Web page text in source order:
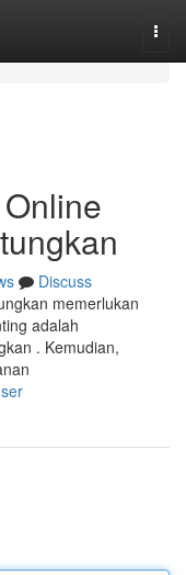
Discuss
memerlukan
adalah
. Kemudian,